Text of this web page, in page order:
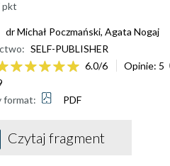
pkt
dr Michał Poczmański, Agata Nogaj
SELF-PUBLISHER
6.0/6 Opinie: 5
format:
PDF
Czytaj fragment